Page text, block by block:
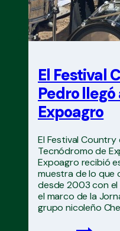
El Festival
Pedro
Expoagro
El Festival Country
Tecnódromo de
Expoagro recibió
muestra de lo que
desde 2003 con el
el marco de la
grupo nicoleño
El